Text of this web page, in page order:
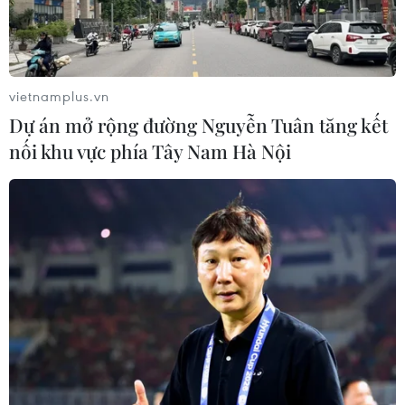
Người dân không sử dụng sản phẩm
giảm cân không rõ nguồn gốc, chưa
được cấp phép
06/08/2026 04:22
Công nghệ Robot Da Vinci
chuyên sâu tại Bệnh viện K
Cứu nạn thành công 30 ngư dân của
tàu cá bị cháy trên vùng biển Khánh
Hòa
05/08/2026 03:58
vietnamplus.vn
Dự án mở rộng đường Nguyễn Tuân tăng kết
nối khu vực phía Tây Nam Hà Nội